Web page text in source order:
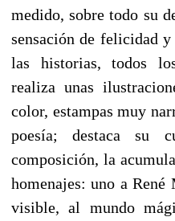
medido, sobre todo su
sensación de felicidad
las historias, todos
realiza unas
color, estampas muy
poesía; destaca su
composición, la
homenajes: uno a
visible, al mundo